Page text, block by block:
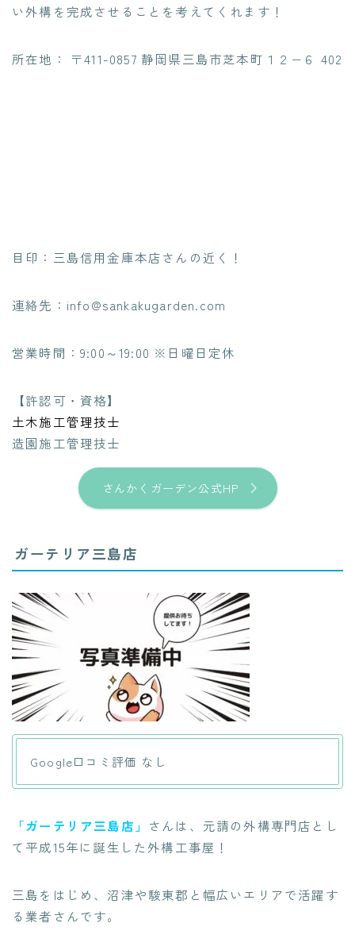
い外構を完成させることを考えてくれます ！
所在地： 〒411-0857 静岡県三島市芝本町１２−６ 402
目印：三島信用金庫本店さんの近く！
連絡先：info@sankakugarden.com
営業時間：9:00～19:00 ※日曜日定休
【許認可・資格】
土木施工管理技士
造園施工管理技士
さんかくガーデン公式HP
ガーテリア三島店
Google口コミ評価 なし
「ガーテリア三島店」 さんは、元請の外構専門店とし
て平成15年に誕生した外構工事屋！
三島をはじめ、沼津や駿東郡と幅広いエリアで活躍す
る業者さんです。